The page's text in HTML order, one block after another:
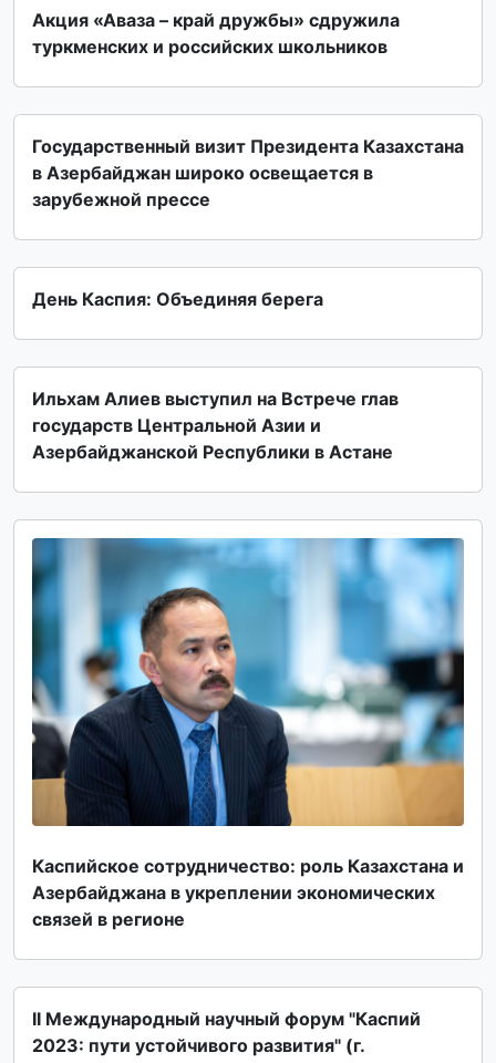
Акция «Аваза – край дружбы» сдружила
туркменских и российских школьников
Государственный визит Президента Казахстана
в Азербайджан широко освещается в
зарубежной прессе
День Каспия: Объединяя берега
Ильхам Алиев выступил на Встрече глав
государств Центральной Азии и
Азербайджанской Республики в Астане
Каспийское сотрудничество: роль Казахстана и
Азербайджана в укреплении экономических
связей в регионе
II Международный научный форум "Каспий
2023: пути устойчивого развития" (г.